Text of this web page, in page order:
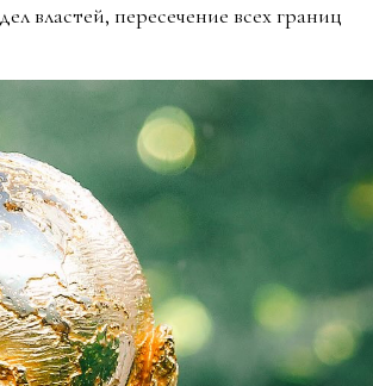
властей, пересечение всех границ